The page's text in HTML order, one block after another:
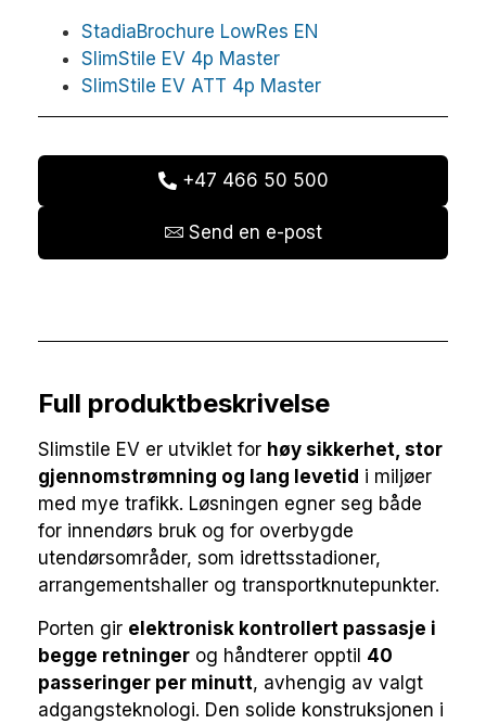
StadiaBrochure LowRes EN
SlimStile EV 4p Master
SlimStile EV ATT 4p Master
+47 466 50 500
Send en e-post
Full produktbeskrivelse
Slimstile EV er utviklet for høy sikkerhet, stor
gjennomstrømning og lang levetid i miljøer
med mye trafikk. Løsningen egner seg både
for innendørs bruk og for overbygde
utendørsområder, som idrettsstadioner,
arrangementshaller og transportknutepunkter.
Porten gir elektronisk kontrollert passasje i
begge retninger og håndterer opptil 40
passeringer per minutt, avhengig av valgt
adgangsteknologi. Den solide konstruksjonen i